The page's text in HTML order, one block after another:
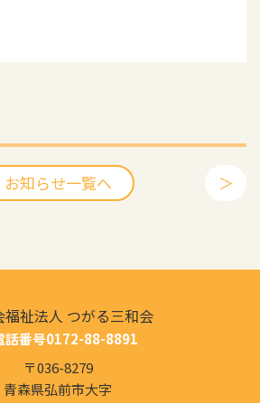
お知らせ一覧へ ＞
〒036-8279
青森県弘前市大字